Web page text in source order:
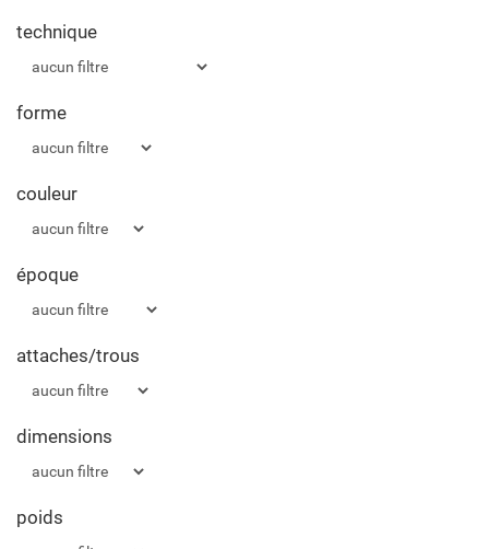
technique
forme
couleur
époque
attaches/trous
dimensions
poids